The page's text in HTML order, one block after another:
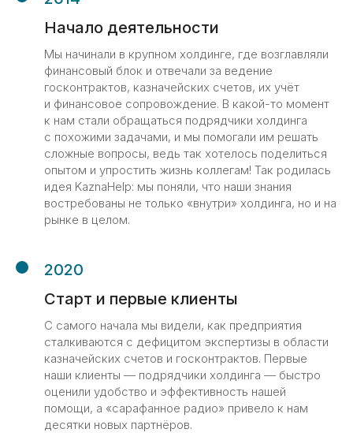
Начало деятельности
Мы начинали в крупном холдинге, где возглавляли
финансовый блок и отвечали за ведение
госконтрактов, казначейских счетов, их учёт
и финансовое сопровождение. В какой-то момент
к нам стали обращаться подрядчики холдинга
с похожими задачами, и мы помогали им решать
сложные вопросы, ведь так хотелось поделиться
опытом и упростить жизнь коллегам! Так родилась
идея KaznaHelp: мы поняли, что наши знания
востребованы не только «внутри» холдинга, но и на
рынке в целом.
2020
Старт и первые клиенты
С самого начала мы видели, как предприятия
сталкиваются с дефицитом экспертизы в области
казначейских счетов и госконтрактов. Первые
наши клиенты — подрядчики холдинга — быстро
оценили удобство и эффективность нашей
помощи, а «сарафанное радио» привело к нам
десятки новых партнёров.
Более 20 экспертов в
офисе и на удаленке
Команда